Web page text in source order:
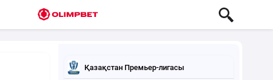
Қазақстан Премьер-лигасы